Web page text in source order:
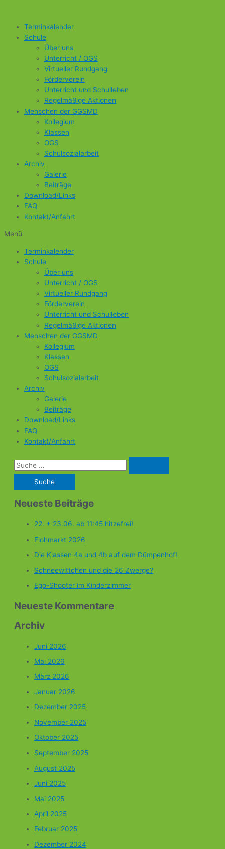
springenTerminkalender
Schule
Über uns
Unterricht / OGS
Virtueller Rundgang
Förderverein
Unterricht und Schulleben
Regelmäßige Aktionen
Menschen der GGSMD
Kollegium
Klassen
OGS
Schulsozialarbeit
Archiv
Galerie
Beiträge
Download/Links
FAQ
Kontakt/Anfahrt
Menü
Terminkalender
Schule
Über uns
Unterricht / OGS
Virtueller Rundgang
Förderverein
Unterricht und Schulleben
Regelmäßige Aktionen
Menschen der GGSMD
Kollegium
Klassen
OGS
Schulsozialarbeit
Archiv
Galerie
Beiträge
Download/Links
FAQ
Kontakt/Anfahrt
c
Neueste Beiträge
22. + 23.06. ab 11:45 hitzefrei!
Flohmarkt 2026
Die Klassen 4a und 4b auf dem Dümpenhof!
Schneewittchen und die 26 Zwerge?
Ego-Shooter im Kinderzimmer
Neueste Kommentare
Archiv
Juni 2026
Mai 2026
März 2026
Januar 2026
Dezember 2025
November 2025
Oktober 2025
September 2025
August 2025
Juni 2025
Mai 2025
April 2025
Februar 2025
Dezember 2024